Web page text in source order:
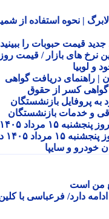
| نحوه استفاده از شمیم
حبوبات را ببینید /
های بازار / قیمت روز
دریافت گواهی
کسر از حقوق
بازنشستگان
خدمات بازنشستگان
قیمت خودروهای ایران خودرو سایپا امروز پنجشنبه ۱۵ مرداد ۱۴۰۵ |
قیمت خودروهای ایران خودرو سایپا امروز پنجشنبه ۱۵ مرداد ۱۴۰۵ در
و سایپا
است
دارد/ فرعباسی با کلین